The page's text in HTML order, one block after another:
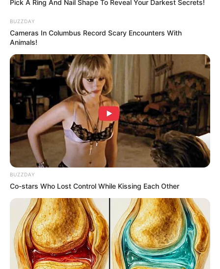
เคล็ดลับเสริมดวงประจำวันจันทร์
การเสริมดวงในวันนี้แนะนำตั้งจิตอธิษฐานขอพึ่ง
บารมีพระพุทธชินราชให้ช่วยขจัดปัดเป่าปัญหาและ
อุปสรรคออกไปจากชีวิต จะทำให้ชีวิตราบรื่นขึ้น
เคล็ดลับเสริมดวงประจำวันอังคาร
การเสริมดวงสำหรับวันนี้นั้นหาโอกาสตั้งจิตระลึกถึง
Pick A Ring And Nail Shape To Reveal Your Darkest Secrets!
BUZZDAY
Cameras In Columbus Record Scary Encounters With
Animals!
BUZZDAY
Co-stars Who Lost Control While Kissing Each Other